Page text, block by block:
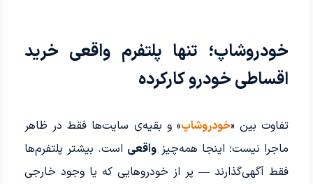
خودروشاپ؛ تنها پلتفرم واقعی خرید
اقساطی خودرو کارکرده
تفاوت بین «خودروشاپ» و بقیه‌ی سایت‌ها فقط در ظاهر
ماجرا نیست؛ اینجا همه‌چیز واقعی است. بیشتر پلتفرم‌ها
فقط آگهی‌گذارند — پر از خودروهایی که یا وجود خارجی